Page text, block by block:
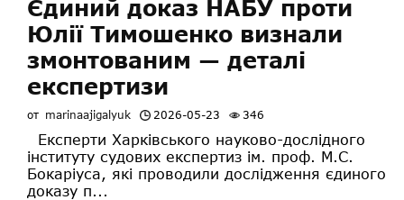
Єдиний доказ НАБУ проти
Юлії Тимошенко визнали
змонтованим — деталі
експертизи
от marinaajigalyuk 2026-05-23 346
Експерти Харківського науково-дослідного
інституту судових експертиз ім. проф. М.С.
Бокаріуса, які проводили дослідження єдиного
доказу п...